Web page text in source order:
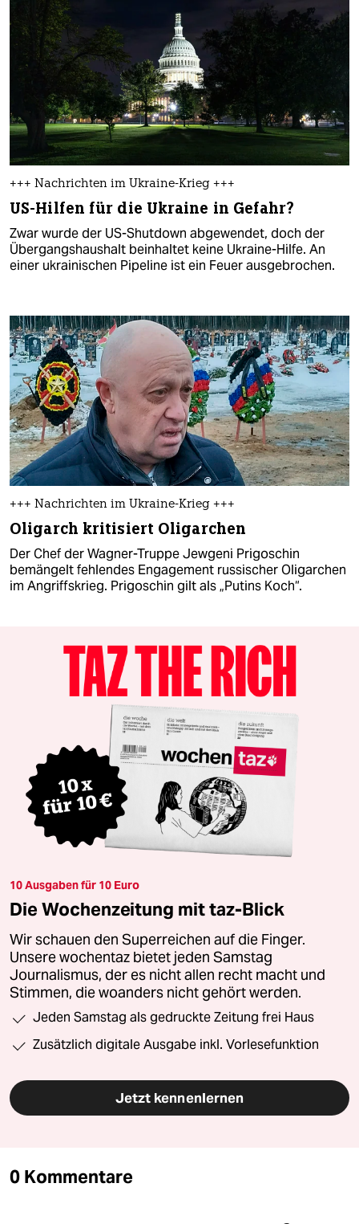
+++ Nachrichten im Ukraine-Krieg +++
US-Hilfen für die Ukraine in Gefahr?
Zwar wurde der US-Shutdown abgewendet, doch der
Übergangshaushalt beinhaltet keine Ukraine-Hilfe. An
einer ukrainischen Pipeline ist ein Feuer ausgebrochen.
+++ Nachrichten im Ukraine-Krieg +++
Oligarch kritisiert Oligarchen
Der Chef der Wagner-Truppe Jewgeni Prigoschin
bemängelt fehlendes Engagement russischer Oligarchen
im Angriffskrieg. Prigoschin gilt als „Putins Koch“.
10 Ausgaben für 10 Euro
Die Wochenzeitung mit taz-Blick
Wir schauen den Superreichen auf die Finger.
Unsere wochentaz bietet jeden Samstag
Journalismus, der es nicht allen recht macht und
Stimmen, die woanders nicht gehört werden.
Jeden Samstag als gedruckte Zeitung frei Haus
Zusätzlich digitale Ausgabe inkl. Vorlesefunktion
Jetzt kennenlernen
0 Kommentare